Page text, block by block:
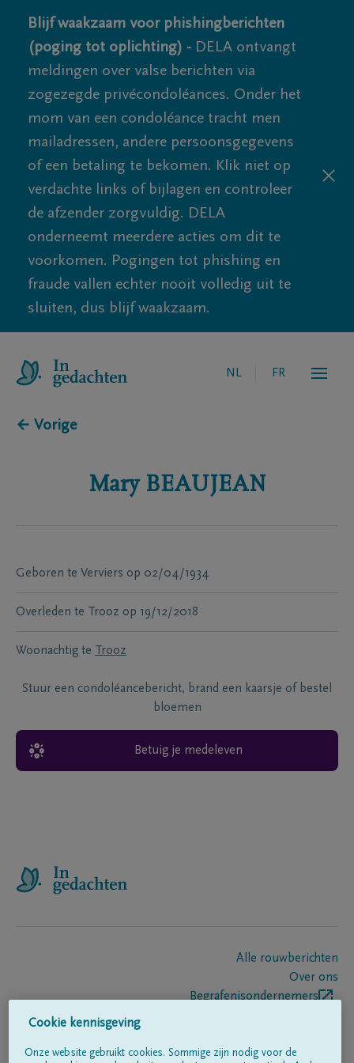
Blijf waakzaam voor phishingberichten
(poging tot oplichting) - DELA ontvangt
meldingen over valse berichten via
zogezegde privécondoléances. Onder het
mom van een condoléance tracht men
mailadressen, andere persoonsgegevens
of een betaling te bekomen. Klik niet op
verdachte links of bijlagen en controleer
de afzender zorgvuldig. DELA
onderneemt meerdere acties om dit te
voorkomen. Pogingen tot phishing en
fraude vallen echter nooit volledig uit te
sluiten, dus blijf waakzaam.
NL FR
← Vorige
Mary BEAUJEAN
Geboren te Verviers op 02/04/1934
Overleden te Trooz op 19/12/2018
Woonachtig te Trooz
Stuur een condoléancebericht, brand een kaarsje of bestel
bloemen
Betuig je medeleven
Alle rouwberichten
Over ons
Begrafenisondernemers
Cookie kennisgeving
Onze website gebruikt cookies. Sommige zijn nodig voor de